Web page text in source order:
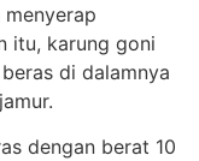
itu, karung goni
di dalamnya
dengan berat 10